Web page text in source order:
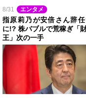
8/31 エンタメ
指原莉乃が安倍さん辞
に!? 株バブルで荒稼ぎ「
王」次の一手